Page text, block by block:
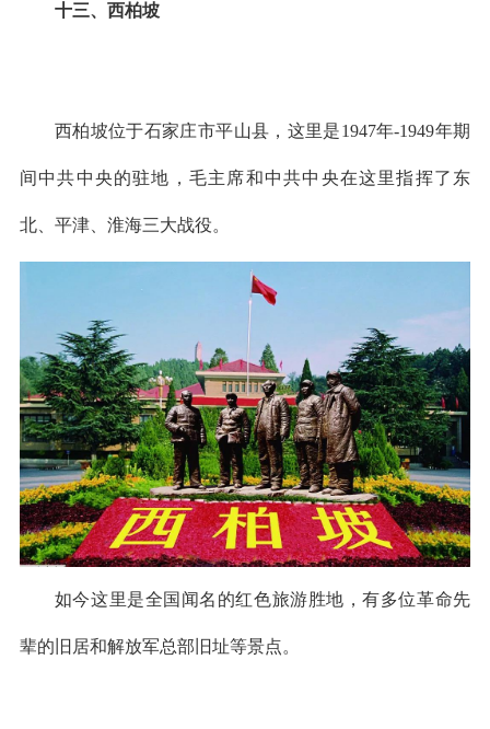
十三、西柏坡
西柏坡位于石家庄市平山县，这里是1947年-1949年期
间中共中央的驻地，毛主席和中共中央在这里指挥了东
北、平津、淮海三大战役。
如今这里是全国闻名的红色旅游胜地，有多位革命先
辈的旧居和解放军总部旧址等景点。